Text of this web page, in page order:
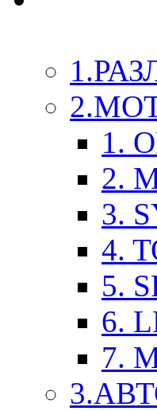
1.
2.
3.
4.
5.
6.
7.